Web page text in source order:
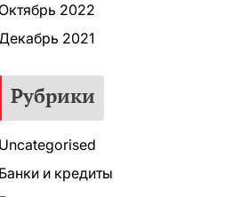
2022
2021
Рубрики
и кредиты